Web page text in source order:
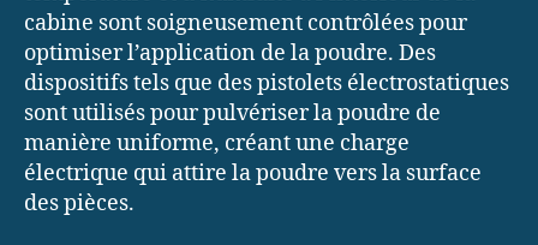
cabine sont soigneusement contrôlées pour
optimiser l’application de la poudre. Des
dispositifs tels que des pistolets électrostatiques
sont utilisés pour pulvériser la poudre de
manière uniforme, créant une charge
électrique qui attire la poudre vers la surface
des pièces.